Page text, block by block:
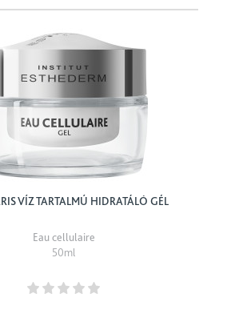
VÍZ TARTALMÚ HIDRATÁLÓ GÉL
Eau cellulaire
50ml